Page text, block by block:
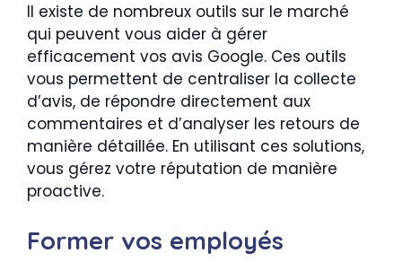
Il existe de nombreux outils sur le marché
qui peuvent vous aider à gérer
efficacement vos avis Google. Ces outils
vous permettent de centraliser la collecte
d’avis, de répondre directement aux
commentaires et d’analyser les retours de
manière détaillée. En utilisant ces solutions,
vous gérez votre réputation de manière
proactive.
Former vos employés